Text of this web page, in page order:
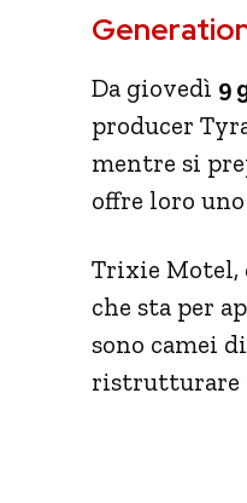
Da giovedì 9
producer
mentre si
offre loro
Trixie Motel,
che sta per
sono camei
ristrutturare